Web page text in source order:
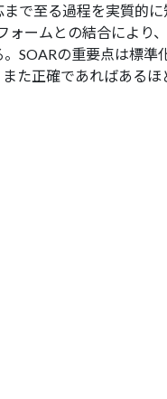
で至る過程を実質的
ォームとの結合により
SOARの重要点は標準
た正確であればあるほ